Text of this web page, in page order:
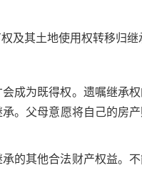
及其土地使用权转移归继
成为既得权。遗嘱继承
父母意愿将自己的房
的其他合法财产权益。